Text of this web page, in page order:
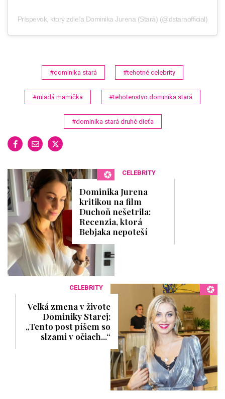
Príspevok, ktorý zdieľa Dominika Jurena (Stará) (@dstaraofficial)
#dominika stará #tehotné celebrity
#mladá mamička #tehotenstvo dominika stará
#dominika stará druhé dieťa
CELEBRITY
Dominika Jurena
kritikou na film
Duchoň nešetrila:
Recenzia, ktorá
Bebjaka nepoteší
CELEBRITY
Veľká zmena v živote
Dominiky Starej:
„Tento post píšem so
slzami v očiach...“